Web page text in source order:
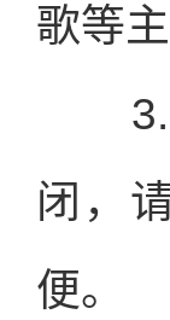
歌等
3.主
闭，
便。